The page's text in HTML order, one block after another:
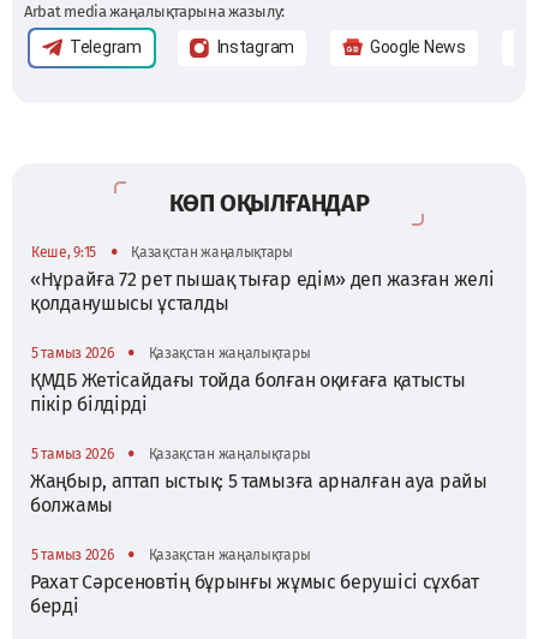
Arbat media жаңалықтарына жазылу:
Telegram Instagram Google News
КӨП ОҚЫЛҒАНДАР
Кеше, 9:15 • Қазақстан жаңалықтары
«Нұрайға 72 рет пышақ тығар едім» деп жазған желі
қолданушысы ұсталды
5 тамыз 2026 • Қазақстан жаңалықтары
ҚМДБ Жетісайдағы тойда болған оқиғаға қатысты
пікір білдірді
5 тамыз 2026 • Қазақстан жаңалықтары
Жаңбыр, аптап ыстық: 5 тамызға арналған ауа райы
болжамы
5 тамыз 2026 • Қазақстан жаңалықтары
Рахат Сәрсеновтің бұрынғы жұмыс берушісі сұхбат
берді